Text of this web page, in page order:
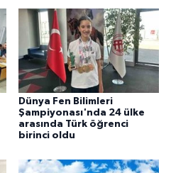
Dünya Fen Bilimleri
Şampiyonası'nda 24 ülke
arasında Türk öğrenci
birinci oldu